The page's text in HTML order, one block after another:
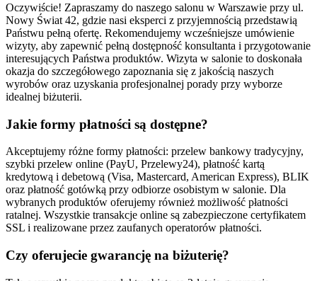
Oczywiście! Zapraszamy do naszego salonu w Warszawie przy ul.
Nowy Świat 42, gdzie nasi eksperci z przyjemnością przedstawią
Państwu pełną ofertę. Rekomendujemy wcześniejsze umówienie
wizyty, aby zapewnić pełną dostępność konsultanta i przygotowanie
interesujących Państwa produktów. Wizyta w salonie to doskonała
okazja do szczegółowego zapoznania się z jakością naszych
wyrobów oraz uzyskania profesjonalnej porady przy wyborze
idealnej biżuterii.
Jakie formy płatności są dostępne?
Akceptujemy różne formy płatności: przelew bankowy tradycyjny,
szybki przelew online (PayU, Przelewy24), płatność kartą
kredytową i debetową (Visa, Mastercard, American Express), BLIK
oraz płatność gotówką przy odbiorze osobistym w salonie. Dla
wybranych produktów oferujemy również możliwość płatności
ratalnej. Wszystkie transakcje online są zabezpieczone certyfikatem
SSL i realizowane przez zaufanych operatorów płatności.
Czy oferujecie gwarancję na biżuterię?